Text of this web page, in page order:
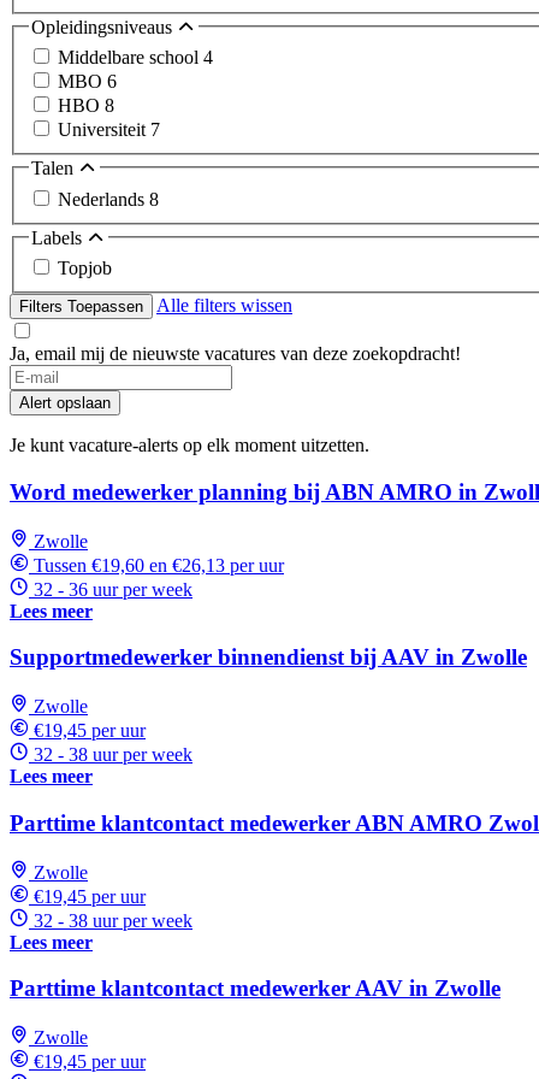
Opleidingsniveaus
Middelbare school 4
MBO 6
HBO 8
Universiteit 7
Talen
Nederlands 8
Labels
Topjob
Filters Toepassen Alle filters wissen
Ja, email mij de nieuwste vacatures van deze zoekopdracht!
Alert opslaan
Je kunt vacature-alerts op elk moment uitzetten.
Word medewerker planning bij ABN AMRO in
Zwolle
Tussen €19,60 en €26,13 per uur
32 - 36 uur per week
Lees meer
Supportmedewerker binnendienst bij AAV in Zwolle
Zwolle
€19,45 per uur
32 - 38 uur per week
Lees meer
Parttime klantcontact medewerker ABN AMRO
Zwolle
€19,45 per uur
32 - 38 uur per week
Lees meer
Parttime klantcontact medewerker AAV in Zwolle
Zwolle
€19,45 per uur